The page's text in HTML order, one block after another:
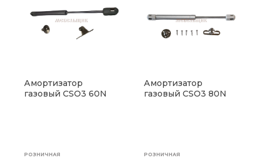
Амортизатор
газовый CSO3 60N
РОЗНИЧНАЯ
Амортизатор
газовый CSO3 80N
РОЗНИЧНАЯ